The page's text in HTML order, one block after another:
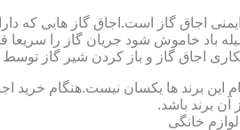
ایمنی اجاق گاز است.اجاق گاز هایی
باد خاموش شود جریان گاز را سریعا
اجاق گاز و باز کردن شیر گاز توسط
برند ها یکسان نیست.هنگام خرید
برند باشد.
خانگی